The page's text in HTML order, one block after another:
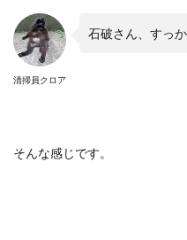
清掃員クロア
石破さん、すっ
そんな感じです。